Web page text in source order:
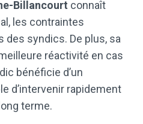
Billancourt connaît
les contraintes
des syndics. De plus, sa
réactivité en cas
bénéficie d’un
d’intervenir rapidement
terme.